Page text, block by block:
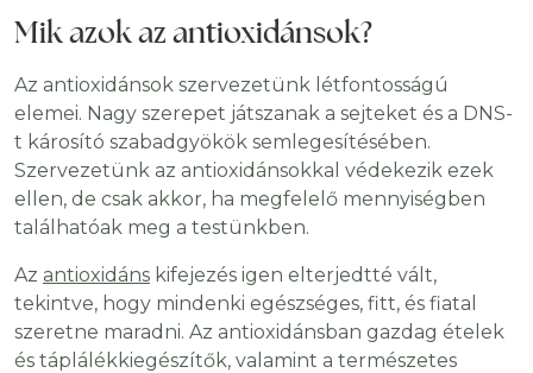
Mik azok az antioxidánsok?
Az antioxidánsok szervezetünk létfontosságú
elemei. Nagy szerepet játszanak a sejteket és a DNS-
t károsító szabadgyökök semlegesítésében.
Szervezetünk az antioxidánsokkal védekezik ezek
ellen, de csak akkor, ha megfelelő mennyiségben
találhatóak meg a testünkben.
Az antioxidáns kifejezés igen elterjedtté vált,
tekintve, hogy mindenki egészséges, fitt, és fiatal
szeretne maradni. Az antioxidánsban gazdag ételek
és táplálékkiegészítők, valamint a természetes